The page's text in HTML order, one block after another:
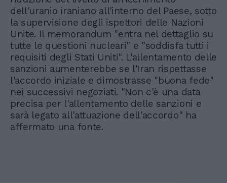
dell'uranio iraniano all'interno del Paese, sotto
la supervisione degli ispettori delle Nazioni
Unite. Il memorandum "entra nel dettaglio su
tutte le questioni nucleari" e "soddisfa tutti i
requisiti degli Stati Uniti". L'allentamento delle
sanzioni aumenterebbe se l'Iran rispettasse
l'accordo iniziale e dimostrasse "buona fede"
nei successivi negoziati. "Non c'è una data
precisa per l'allentamento delle sanzioni e
sarà legato all'attuazione dell'accordo" ha
affermato una fonte.